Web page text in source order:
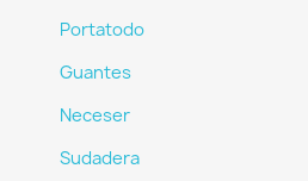
Portatodo
Guantes
Neceser
Sudadera